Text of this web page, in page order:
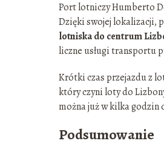
Port lotniczy Humberto
Dzięki swojej lokalizacji,
lotniska do centrum
liczne usługi transportu
Krótki czas przejazdu z
który czyni loty do
można już w kilka godzin
Podsumowanie